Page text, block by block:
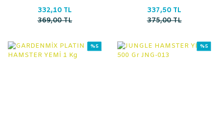
332,10 TL
369,00 TL
337,50 TL
375,00 TL
%5 %5